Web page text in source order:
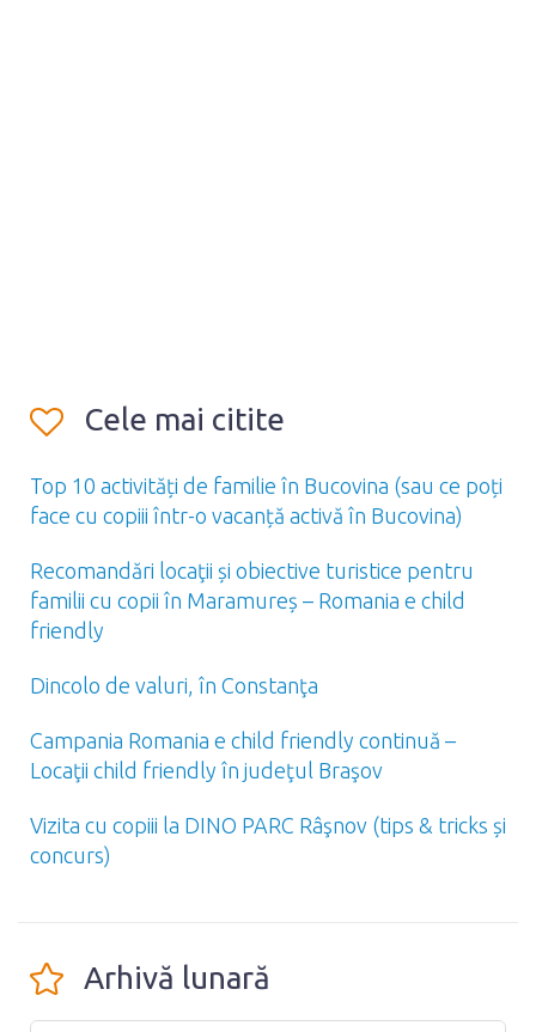
Cele mai citite
Top 10 activități de familie în Bucovina (sau ce poți
face cu copiii într-o vacanță activă în Bucovina)
Recomandări locaţii și obiective turistice pentru
familii cu copii în Maramureș – Romania e child
friendly
Dincolo de valuri, în Constanţa
Campania Romania e child friendly continuă –
Locaţii child friendly în judeţul Braşov
Vizita cu copiii la DINO PARC Râşnov (tips & tricks și
concurs)
Arhivă lunară